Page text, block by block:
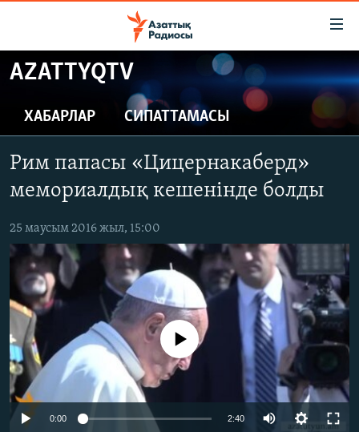
Skip
to
content
to
main
Navigation
Skip
to
Search
ЖАҢАЛЫҚТАР
САЯСАТ
ҚАҢТАР ОҚИҒАСЫ
АДАМ ҚҰҚЫҚТАРЫ
ӘЛЕУМЕТ
ӘЛЕМ
АРНАЙЫ ЖОБАЛАР
Русский
ЖАЗЫЛЫҢЫЗ
AZATTYQTV
ХАБАРЛАР СИПАТТАМАСЫ
Рим папасы «Цицернакаберд»
мемориалдық кешенінде болды
25 маусым 2016 жыл, 15:00
No media source currently available
0:00 2:40